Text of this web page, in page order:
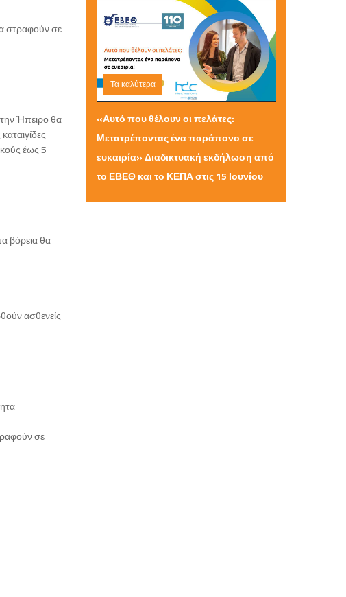
στραφούν σε
Ήπειρο θα
έως 5
βόρεια θα
ασθενείς
σε
Τα καλύτερα
Τρίτη 09 Ιουνίου 2026 11:01
«Αυτό που θέλουν οι πελάτες:
Μετατρέποντας ένα παράπονο σε
ευκαιρία» Διαδικτυακή εκδήλωση από
το ΕΒΕΘ και το ΚΕΠΑ στις 15 Ιουνίου